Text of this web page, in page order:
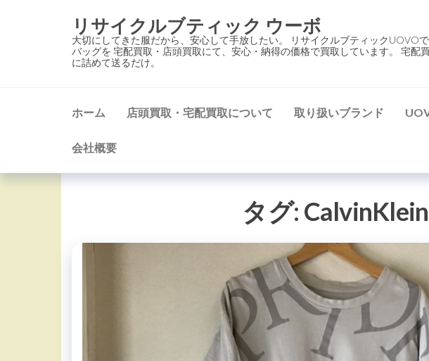
リサイクルブティック ウーボ
大切にしてきた服だから、安心して手放したい。 リサイクルブティックUOVO
バッグを 宅配買取・店頭買取にて、安心・納得の価格で買取しています。 宅
に詰めて送るだけ。
ホーム 店頭買取・宅配買取について 取り扱いブランド
会社概要
タグ: CalvinKlein